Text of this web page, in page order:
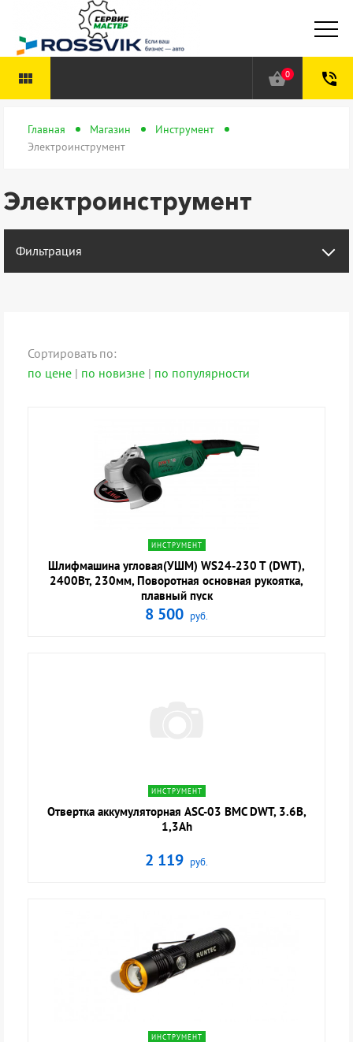
shopping_basket0 phone_in_talk
Главная Магазин
Инструмент
Электроинструмент
Электроинструмент
view_module
Фильтрация
Сортировать по:
по цене | по новизне | по популярности
ИНСТРУМЕНТ
Шлифмашина угловая(УШМ) WS24-230 T (DWT),
2400Вт, 230мм, Поворотная основная рукоятка,
плавный пуск
8 500 руб.
ИНСТРУМЕНТ
Отвертка аккумуляторная ASC-03 BMC DWT, 3.6В,
1,3Ah
2 119 руб.
ИНСТРУМЕНТ